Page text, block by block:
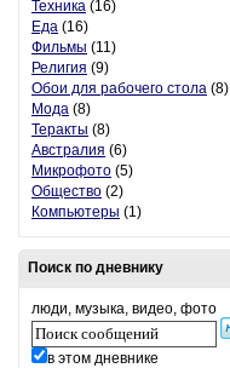
Техника (16)
Еда (16)
Фильмы (11)
Религия (9)
Обои для рабочего стола (8)
Мода (8)
Теракты (8)
Австралия (6)
Микрофото (5)
Общество (2)
Компьютеры (1)
Поиск по дневнику
люди, музыка, видео, фото
в этом дневнике